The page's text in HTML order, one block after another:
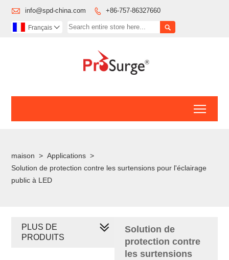
 info@spd-china.com  +86-757-86327660

Français 
maison > Applications >
Solution de protection contre les surtensions pour l'éclairage
public à LED
Solution de
protection contre
les surtensions
PLUS DE
PRODUITS